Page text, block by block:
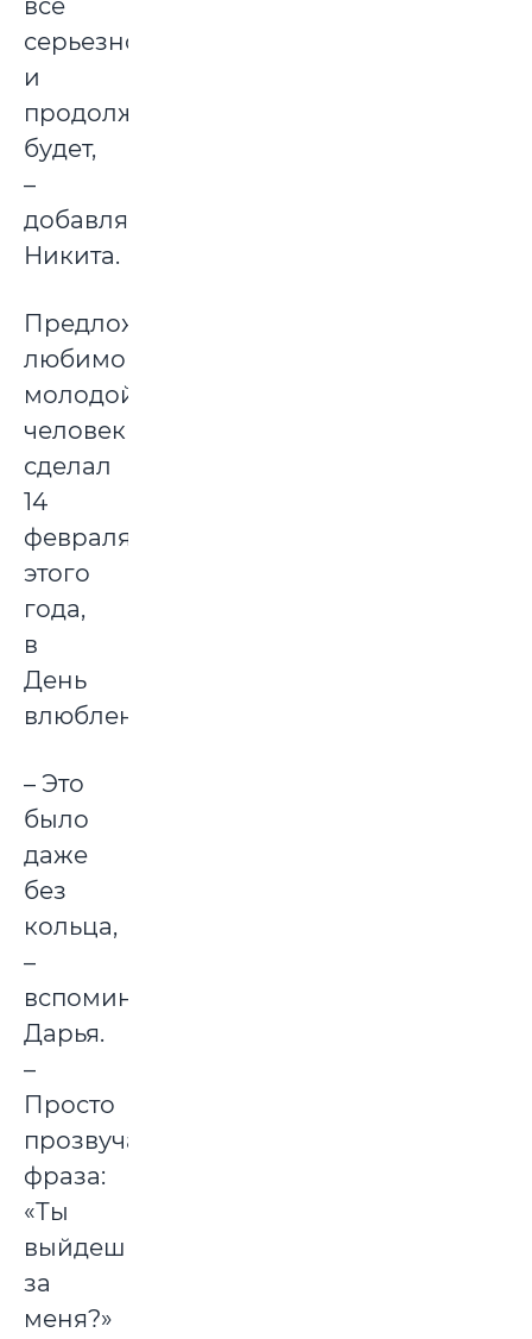
все
серьезно,
и
продолжение
будет,
–
добавляет
Никита.
Предложение
любимой
молодой
человек
сделал
14
февраля
этого
года,
в
День
влюбленных.
– Это
было
даже
без
кольца,
–
вспоминает
Дарья.
–
Просто
прозвучала
фраза:
«Ты
выйдешь
за
меня?»